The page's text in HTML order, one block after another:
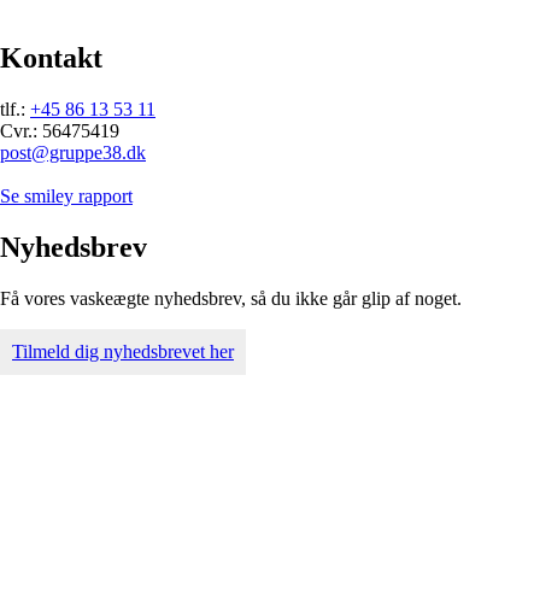
Kontakt
tlf.: +45 86 13 53 11
Cvr.: 56475419
post@gruppe38.dk
Se smiley rapport
Nyhedsbrev
Få vores vaskeægte nyhedsbrev, så du ikke går glip af noget.
Tilmeld dig nyhedsbrevet her